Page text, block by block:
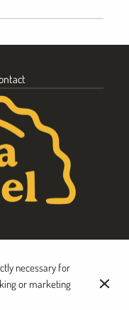
settings
necessary for
or marketing